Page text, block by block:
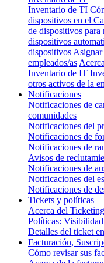
Inventario de TI
dispositivos en el
de dispositivos para
dispositivos
dispositivos
empleados/as
Inventario de IT
otros activos de la
Notificaciones
Notificaciones de
comunidades
Notificaciones del
Notificaciones de
Notificaciones de
Avisos de
Notificaciones de
Notificaciones del
Notificaciones de
Tickets y políticas
Acerca del Ticketing
Políticas:
Detalles del ticket
Facturación,
Cómo revisar sus